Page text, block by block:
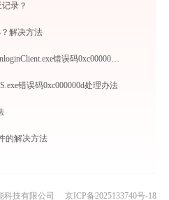
录？
解决方法
向日葵客户端相关进程 SunloginClient.exe错误码0xc000007b处理办法
错误码0xc000000d处理办法
的解决方法
科技有限公司 京ICP备2025133740号-18